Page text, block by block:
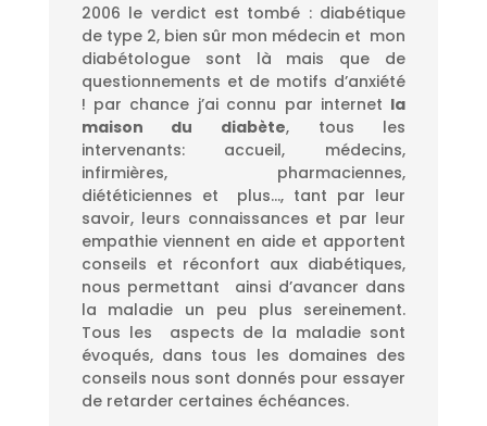
2006 le verdict est tombé : diabétique
de type 2, bien sûr mon médecin et mon
diabétologue sont là mais que de
questionnements et de motifs d’anxiété
! par chance j’ai connu par internet la
maison du diabète, tous les
intervenants: accueil, médecins,
infirmières, pharmaciennes,
diététiciennes et plus…, tant par leur
savoir, leurs connaissances et par leur
empathie viennent en aide et apportent
conseils et réconfort aux diabétiques,
nous permettant ainsi d’avancer dans
la maladie un peu plus sereinement.
Tous les aspects de la maladie sont
évoqués, dans tous les domaines des
conseils nous sont donnés pour essayer
de retarder certaines échéances.